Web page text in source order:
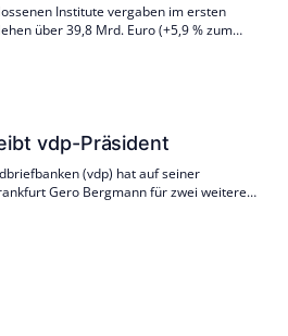
Institute vergaben im ersten
über 39,8 Mrd. Euro (+5,9 % zum
Wohnkredite lagen bei 25,2 Mrd.,
vdp kritisiert WIFSta‑LTVs als
vdp-Präsident
(vdp) hat auf seiner
Gero Bergmann für zwei weitere
in den Vorstand rücken Birgit Dietl-
(pbb) nach.